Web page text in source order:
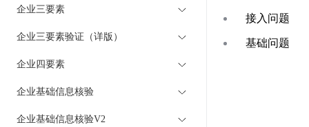
企业三要素
企业三要素验证（详版）
企业四要素
企业基础信息核验
企业基础信息核验V2
接入问题
基础问题